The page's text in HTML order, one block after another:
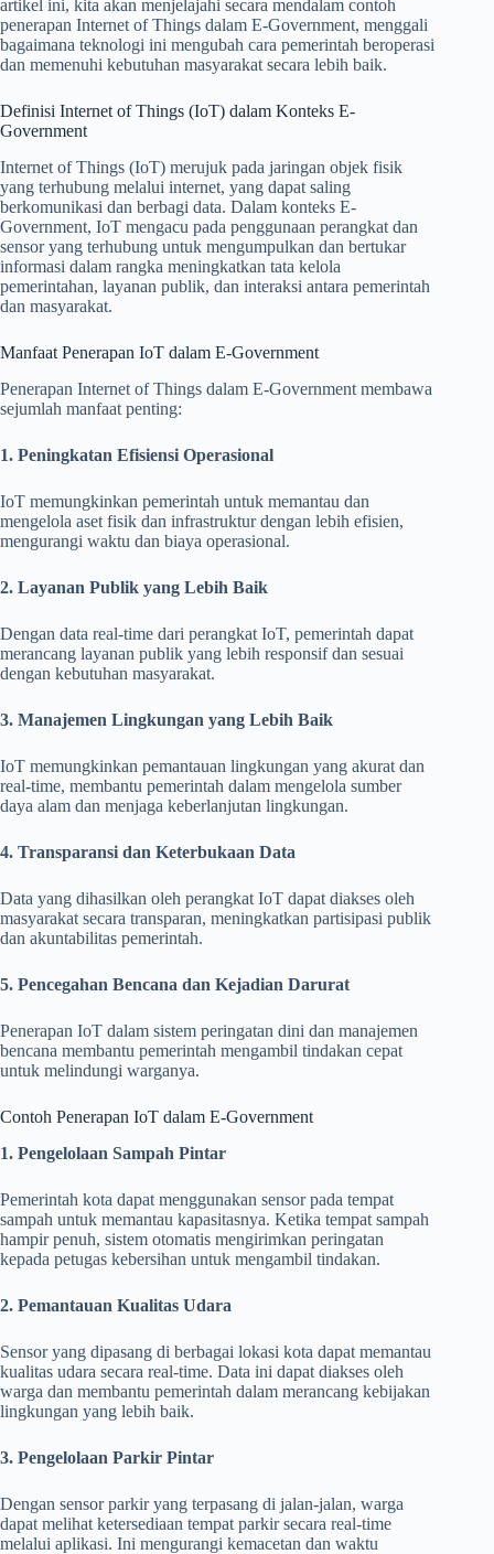
artikel ini, kita akan menjelajahi secara mendalam contoh
penerapan Internet of Things dalam E-Government, menggali
bagaimana teknologi ini mengubah cara pemerintah beroperasi
dan memenuhi kebutuhan masyarakat secara lebih baik.
Definisi Internet of Things (IoT) dalam Konteks E-
Government
Internet of Things (IoT) merujuk pada jaringan objek fisik
yang terhubung melalui internet, yang dapat saling
berkomunikasi dan berbagi data. Dalam konteks E-
Government, IoT mengacu pada penggunaan perangkat dan
sensor yang terhubung untuk mengumpulkan dan bertukar
informasi dalam rangka meningkatkan tata kelola
pemerintahan, layanan publik, dan interaksi antara pemerintah
dan masyarakat.
Manfaat Penerapan IoT dalam E-Government
Penerapan Internet of Things dalam E-Government membawa
sejumlah manfaat penting:
1. Peningkatan Efisiensi Operasional
IoT memungkinkan pemerintah untuk memantau dan
mengelola aset fisik dan infrastruktur dengan lebih efisien,
mengurangi waktu dan biaya operasional.
2. Layanan Publik yang Lebih Baik
Dengan data real-time dari perangkat IoT, pemerintah dapat
merancang layanan publik yang lebih responsif dan sesuai
dengan kebutuhan masyarakat.
3. Manajemen Lingkungan yang Lebih Baik
IoT memungkinkan pemantauan lingkungan yang akurat dan
real-time, membantu pemerintah dalam mengelola sumber
daya alam dan menjaga keberlanjutan lingkungan.
4. Transparansi dan Keterbukaan Data
Data yang dihasilkan oleh perangkat IoT dapat diakses oleh
masyarakat secara transparan, meningkatkan partisipasi publik
dan akuntabilitas pemerintah.
5. Pencegahan Bencana dan Kejadian Darurat
Penerapan IoT dalam sistem peringatan dini dan manajemen
bencana membantu pemerintah mengambil tindakan cepat
untuk melindungi warganya.
Contoh Penerapan IoT dalam E-Government
1. Pengelolaan Sampah Pintar
Pemerintah kota dapat menggunakan sensor pada tempat
sampah untuk memantau kapasitasnya. Ketika tempat sampah
hampir penuh, sistem otomatis mengirimkan peringatan
kepada petugas kebersihan untuk mengambil tindakan.
2. Pemantauan Kualitas Udara
Sensor yang dipasang di berbagai lokasi kota dapat memantau
kualitas udara secara real-time. Data ini dapat diakses oleh
warga dan membantu pemerintah dalam merancang kebijakan
lingkungan yang lebih baik.
3. Pengelolaan Parkir Pintar
Dengan sensor parkir yang terpasang di jalan-jalan, warga
dapat melihat ketersediaan tempat parkir secara real-time
melalui aplikasi. Ini mengurangi kemacetan dan waktu